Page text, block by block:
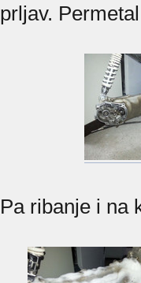
prljav.
Pa ribanje i na